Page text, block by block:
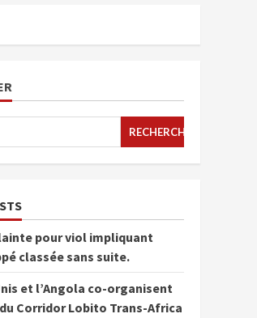
RECHERCHER
pour viol impliquant
classée sans suite.
et l’Angola co-organisent
Corridor Lobito Trans-Africa